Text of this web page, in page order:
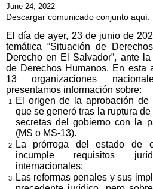
June 24, 2022
Descargar comunicado conjunto aquí.
El día de ayer, 23 de junio de
temática “Situación de
Derecho en El Salvador”, ante
de Derechos Humanos. En esta
13 organizaciones
presentamos información sobre:
El origen de la aprobación de
que se generó tras la ruptura
secretas del gobierno con la
(MS o MS-13).
La prórroga del estado de
incumple requisitos
internacionales;
Las reformas penales y sus